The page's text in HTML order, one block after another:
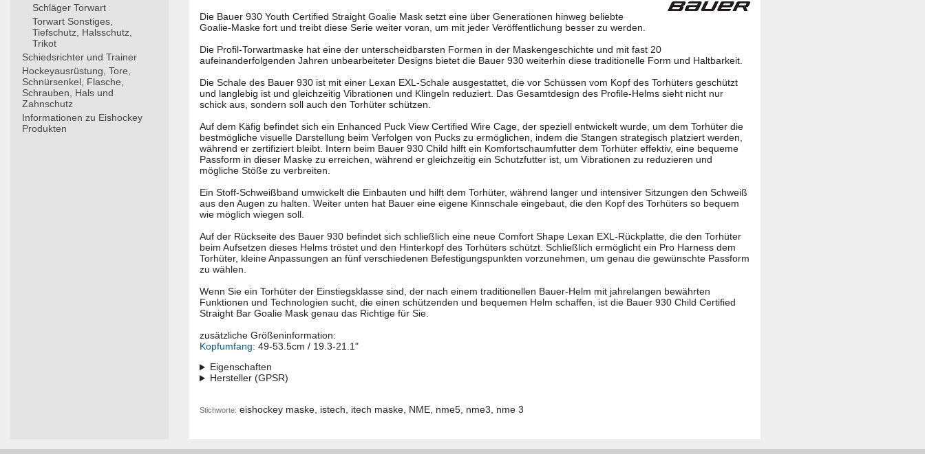
Schläger Torwart
Torwart Sonstiges,
Tiefschutz, Halsschutz,
Trikot
Schiedsrichter und Trainer
Hockeyausrüstung, Tore,
Schnürsenkel, Flasche,
Schrauben, Hals und
Zahnschutz
Informationen zu Eishockey
Produkten
Die Bauer 930 Youth Certified Straight Goalie Mask setzt eine über Generationen hinweg beliebte
Goalie-Maske fort und treibt diese Serie weiter voran, um mit jeder Veröffentlichung besser zu werden.
Die Profil-Torwartmaske hat eine der unterscheidbarsten Formen in der Maskengeschichte und mit fast 20
aufeinanderfolgenden Jahren unbearbeiteter Designs bietet die Bauer 930 weiterhin diese traditionelle Form und Haltbarkeit.
Die Schale des Bauer 930 ist mit einer Lexan EXL-Schale ausgestattet, die vor Schüssen vom Kopf des Torhüters geschützt
und langlebig ist und gleichzeitig Vibrationen und Klingeln reduziert. Das Gesamtdesign des Profile-Helms sieht nicht nur
schick aus, sondern soll auch den Torhüter schützen.
Auf dem Käfig befindet sich ein Enhanced Puck View Certified Wire Cage, der speziell entwickelt wurde, um dem Torhüter die
bestmögliche visuelle Darstellung beim Verfolgen von Pucks zu ermöglichen, indem die Stangen strategisch platziert werden,
während er zertifiziert bleibt. Intern beim Bauer 930 Child hilft ein Komfortschaumfutter dem Torhüter effektiv, eine bequeme
Passform in dieser Maske zu erreichen, während er gleichzeitig ein Schutzfutter ist, um Vibrationen zu reduzieren und
mögliche Stöße zu verbreiten.
Ein Stoff-Schweißband umwickelt die Einbauten und hilft dem Torhüter, während langer und intensiver Sitzungen den Schweiß
aus den Augen zu halten. Weiter unten hat Bauer eine eigene Kinnschale eingebaut, die den Kopf des Torhüters so bequem
wie möglich wiegen soll.
Auf der Rückseite des Bauer 930 befindet sich schließlich eine neue Comfort Shape Lexan EXL-Rückplatte, die den Torhüter
beim Aufsetzen dieses Helms tröstet und den Hinterkopf des Torhüters schützt. Schließlich ermöglicht ein Pro Harness dem
Torhüter, kleine Anpassungen an fünf verschiedenen Befestigungspunkten vorzunehmen, um genau die gewünschte Passform
zu wählen.
Wenn Sie ein Torhüter der Einstiegsklasse sind, der nach einem traditionellen Bauer-Helm mit jahrelangen bewährten
Funktionen und Technologien sucht, die einen schützenden und bequemen Helm schaffen, ist die Bauer 930 Child Certified
Straight Bar Goalie Mask genau das Richtige für Sie.
zusätzliche Größeninformation:
Kopfumfang: 49-53.5cm / 19.3-21.1"
Eigenschaften
Hersteller (GPSR)
Stichworte: eishockey maske, istech, itech maske, NME, nme5, nme3, nme 3